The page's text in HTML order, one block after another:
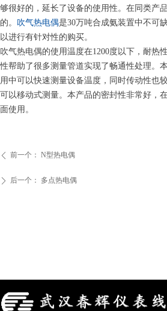
够很好的，延长了设备的使用性。在同类产
的。 吹气热电偶是30万吨合成氨装置中不可
以进行有针对性的购买。
吹气热电偶的使用温度在1200度以下，耐热
性帮助了很多测量管道实现了畅通性处理。
用中可以快速测量设备温度，同时传动性也
可以移动式测量。本产品的密封性非常好，
面使用。
ꄴ 前一个： N型热电偶
ꄲ 后一个： 多点热电偶